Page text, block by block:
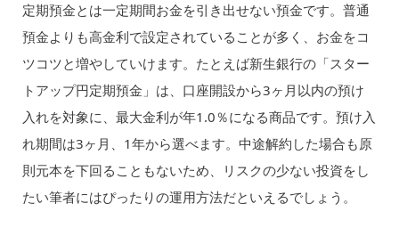
定期預金とは一定期間お金を引き出せない預金です。普通
預金よりも高金利で設定されていることが多く、お金をコ
ツコツと増やしていけます。たとえば新生銀行の「スター
トアップ円定期預金」は、口座開設から3ヶ月以内の預け
入れを対象に、最大金利が年1.0％になる商品です。預け入
れ期間は3ヶ月、1年から選べます。中途解約した場合も原
則元本を下回ることもないため、リスクの少ない投資をし
たい筆者にはぴったりの運用方法だといえるでしょう。